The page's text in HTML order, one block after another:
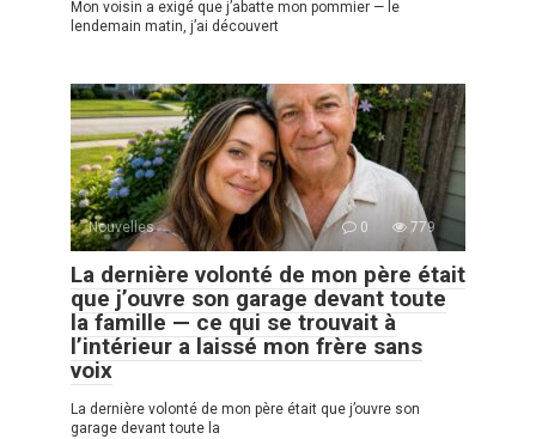
Mon voisin a exigé que j’abatte mon pommier — le
lendemain matin, j’ai découvert
Nouvelles 0 779
La dernière volonté de mon père était
que j’ouvre son garage devant toute
la famille — ce qui se trouvait à
l’intérieur a laissé mon frère sans
voix
La dernière volonté de mon père était que j’ouvre son
garage devant toute la